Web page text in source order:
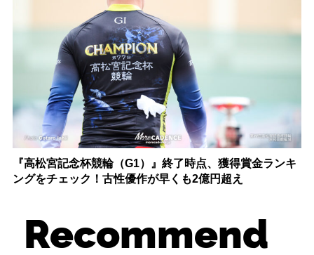
『高松宮記念杯競輪（G1）』終了時点、獲得賞金ランキ
ングをチェック！古性優作が早くも2億円超え
Recommend